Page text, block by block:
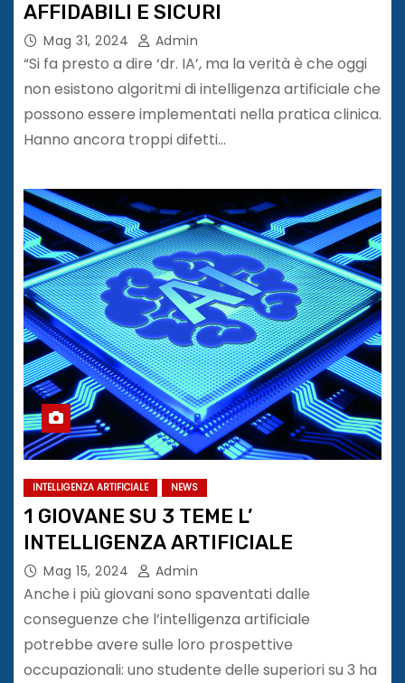
AFFIDABILI E SICURI
Mag 31, 2024 Admin
“Si fa presto a dire ‘dr. IA’, ma la verità è che oggi
non esistono algoritmi di intelligenza artificiale che
possono essere implementati nella pratica clinica.
Hanno ancora troppi difetti…
INTELLIGENZA ARTIFICIALE NEWS
1 GIOVANE SU 3 TEME L’
INTELLIGENZA ARTIFICIALE
Mag 15, 2024 Admin
Anche i più giovani sono spaventati dalle
conseguenze che l’intelligenza artificiale
potrebbe avere sulle loro prospettive
occupazionali: uno studente delle superiori su 3 ha